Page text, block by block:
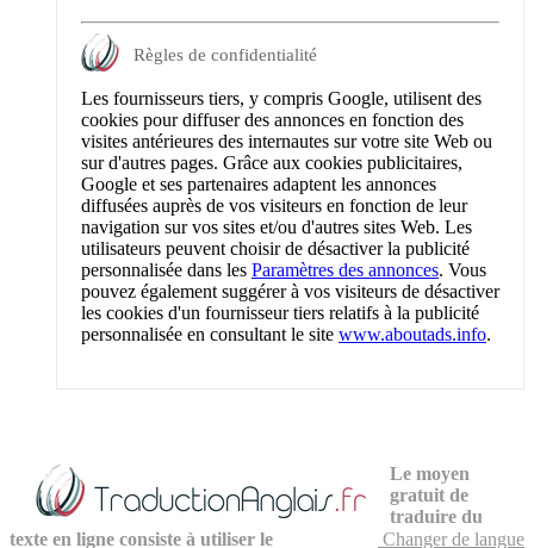
Règles de confidentialité
Les fournisseurs tiers, y compris Google, utilisent des
cookies pour diffuser des annonces en fonction des
visites antérieures des internautes sur votre site Web ou
sur d'autres pages. Grâce aux cookies publicitaires,
Google et ses partenaires adaptent les annonces
diffusées auprès de vos visiteurs en fonction de leur
navigation sur vos sites et/ou d'autres sites Web. Les
utilisateurs peuvent choisir de désactiver la publicité
personnalisée dans les Paramètres des annonces. Vous
pouvez également suggérer à vos visiteurs de désactiver
les cookies d'un fournisseur tiers relatifs à la publicité
personnalisée en consultant le site www.aboutads.info.
Changer de langue
Le moyen
gratuit de
traduire du
texte en ligne consiste à utiliser le